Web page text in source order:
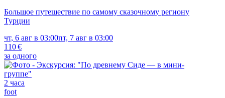
Большое путешествие по самому сказочному региону
Турции
чт, 6 авг в 03:00пт, 7 авг в 03:00
110 €
за одного
2 часа
foot